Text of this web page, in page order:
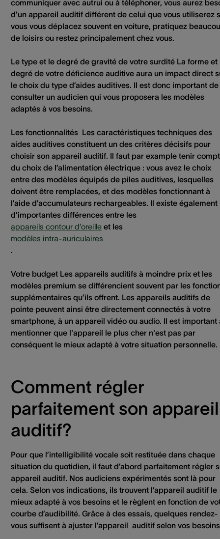
communiquer avec autrui ou à téléphoner, vous aurez
d’un appareil auditif différent de celui que vous utiliserez
vous vous déplacez souvent en voiture, pratiquez
de loisirs ou restez principalement chez vous.
Le type et le degré de gravité de votre surdité La forme et
degré de votre déficience auditive aura un impact direct
le choix du type d’aides auditives. Il est donc important de
consulter un audicien qui vous proposera les modèles
adaptés à vos besoins.
Les fonctionnalités Les caractéristiques techniques des
aides auditives constituent un des critères décisifs pour
choisir son appareil auditif. Il faut par example tenir
du choix de l’alimentation électrique : vous avez le choix
entre des modèles équipés de piles auditives, lesquelles
doivent être remplacées, et des modèles fonctionnant à
l’aide d’accumulateurs rechargeables. Il existe également
d’importantes différences entre les
appareils contour d’oreille et les
modèles intra-auriculaires
.
Votre budget Les appareils auditifs à moindre prix et les
modèles premium se différencient souvent par les
supplémentaires qu’ils offrent. Les appareils auditifs de
pointe peuvent ainsi être directement connectés à votre
smartphone, à un appareil vidéo ou audio. Il est important
mentionner que l'appareil le plus cher n'est pas par
conséquent le mieux adapté à votre situation personnelle.
Comment régler
parfaitement son appareil
auditif?
Pour que l’intelligibilité vocale soit restituée dans chaque
situation du quotidien, il faut d’abord parfaitement régler
appareil auditif. Nos audiciens expérimentés sont là pour
cela. Selon vos indications, ils trouvent l’appareil auditif le
mieux adapté à vos besoins et le règlent en fonction de
courbe d’audibilité. Grâce à des essais, quelques rendez-
vous suffisent à ajuster l’appareil auditif selon vos